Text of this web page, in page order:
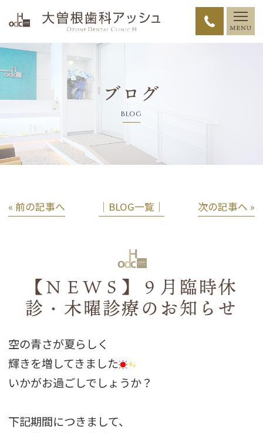
ブログ
BLOG
« 前の記事へ │BLOG一覧│ 次の記事へ »
【ＮＥＷＳ】９月臨時休
診・木曜診療のお知らせ
空の青さが夏らしく
輝きを増してきました
いかがお過ごしでしょうか？
下記期間につきまして、